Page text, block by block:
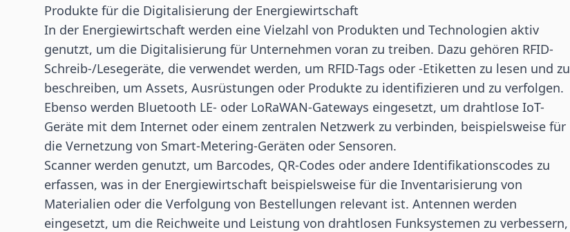
Produkte für die Digitalisierung der Energiewirtschaft
In der Energiewirtschaft werden eine Vielzahl von Produkten und Technologien aktiv
genutzt, um die Digitalisierung für Unternehmen voran zu treiben. Dazu gehören RFID-
Schreib-/Lesegeräte, die verwendet werden, um RFID-Tags oder -Etiketten zu lesen und zu
beschreiben, um Assets, Ausrüstungen oder Produkte zu identifizieren und zu verfolgen.
Ebenso werden Bluetooth LE- oder LoRaWAN-Gateways eingesetzt, um drahtlose IoT-
Geräte mit dem Internet oder einem zentralen Netzwerk zu verbinden, beispielsweise für
die Vernetzung von Smart-Metering-Geräten oder Sensoren.
Scanner werden genutzt, um Barcodes, QR-Codes oder andere Identifikationscodes zu
erfassen, was in der Energiewirtschaft beispielsweise für die Inventarisierung von
Materialien oder die Verfolgung von Bestellungen relevant ist. Antennen werden
eingesetzt, um die Reichweite und Leistung von drahtlosen Funksystemen zu verbessern,